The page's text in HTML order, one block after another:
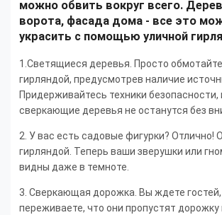
можно обвить вокруг всего.
ворота, фасада дома - все это
украсить с помощью уличной
1.Светящиеся деревья. Просто
гирляндой, предусмотрев наличие
Придерживайтесь техники безопасности,
сверкающие деревья не останутся без
2. У вас есть садовые фигурки? Отлично!
гирляндой. Теперь ваши зверушки или
видны даже в темноте.
3. Сверкающая дорожка. Вы ждете гостей,
переживаете, что они пропустят дорожку